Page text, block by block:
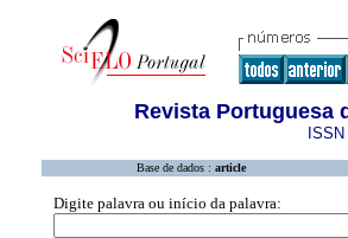
Revista Portuguesa
Base de dados : article
Digite palavra ou início da palavra: